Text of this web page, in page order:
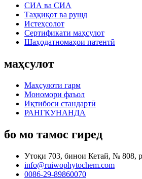
СИА ва СИА
Таҳқиқот ва рушд
Истеҳсолот
Сертификати маҳсулот
Шаҳодатномаҳои патентӣ
маҳсулот
Маҳсулоти гарм
Мономори фаъол
Иқтибоси стандартӣ
РАНГКУНАНДА
бо мо тамос гиред
Утоқи 703, бинои Кетай, № 808,
info@ruiwophytochem.com
0086-29-89860070